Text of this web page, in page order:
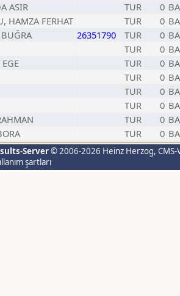
ASIR TUR 0
HAMZA FERHAT TUR 0
26351790 TUR 0
TUR 0
TUR 0
TUR 0
TUR 0
TUR 0
TUR 0
TUR 0
Server© 2006-2026 Heinz Herzog,
şartları